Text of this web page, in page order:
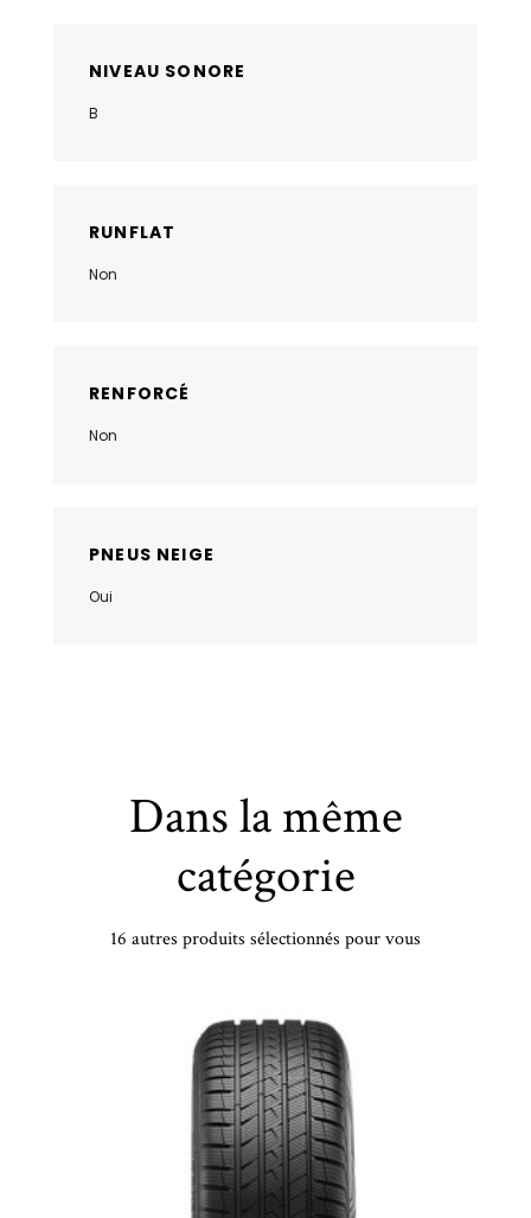
NIVEAU SONORE
B
RUNFLAT
Non
RENFORCÉ
Non
PNEUS NEIGE
Oui
Dans la même
catégorie
16 autres produits sélectionnés pour vous